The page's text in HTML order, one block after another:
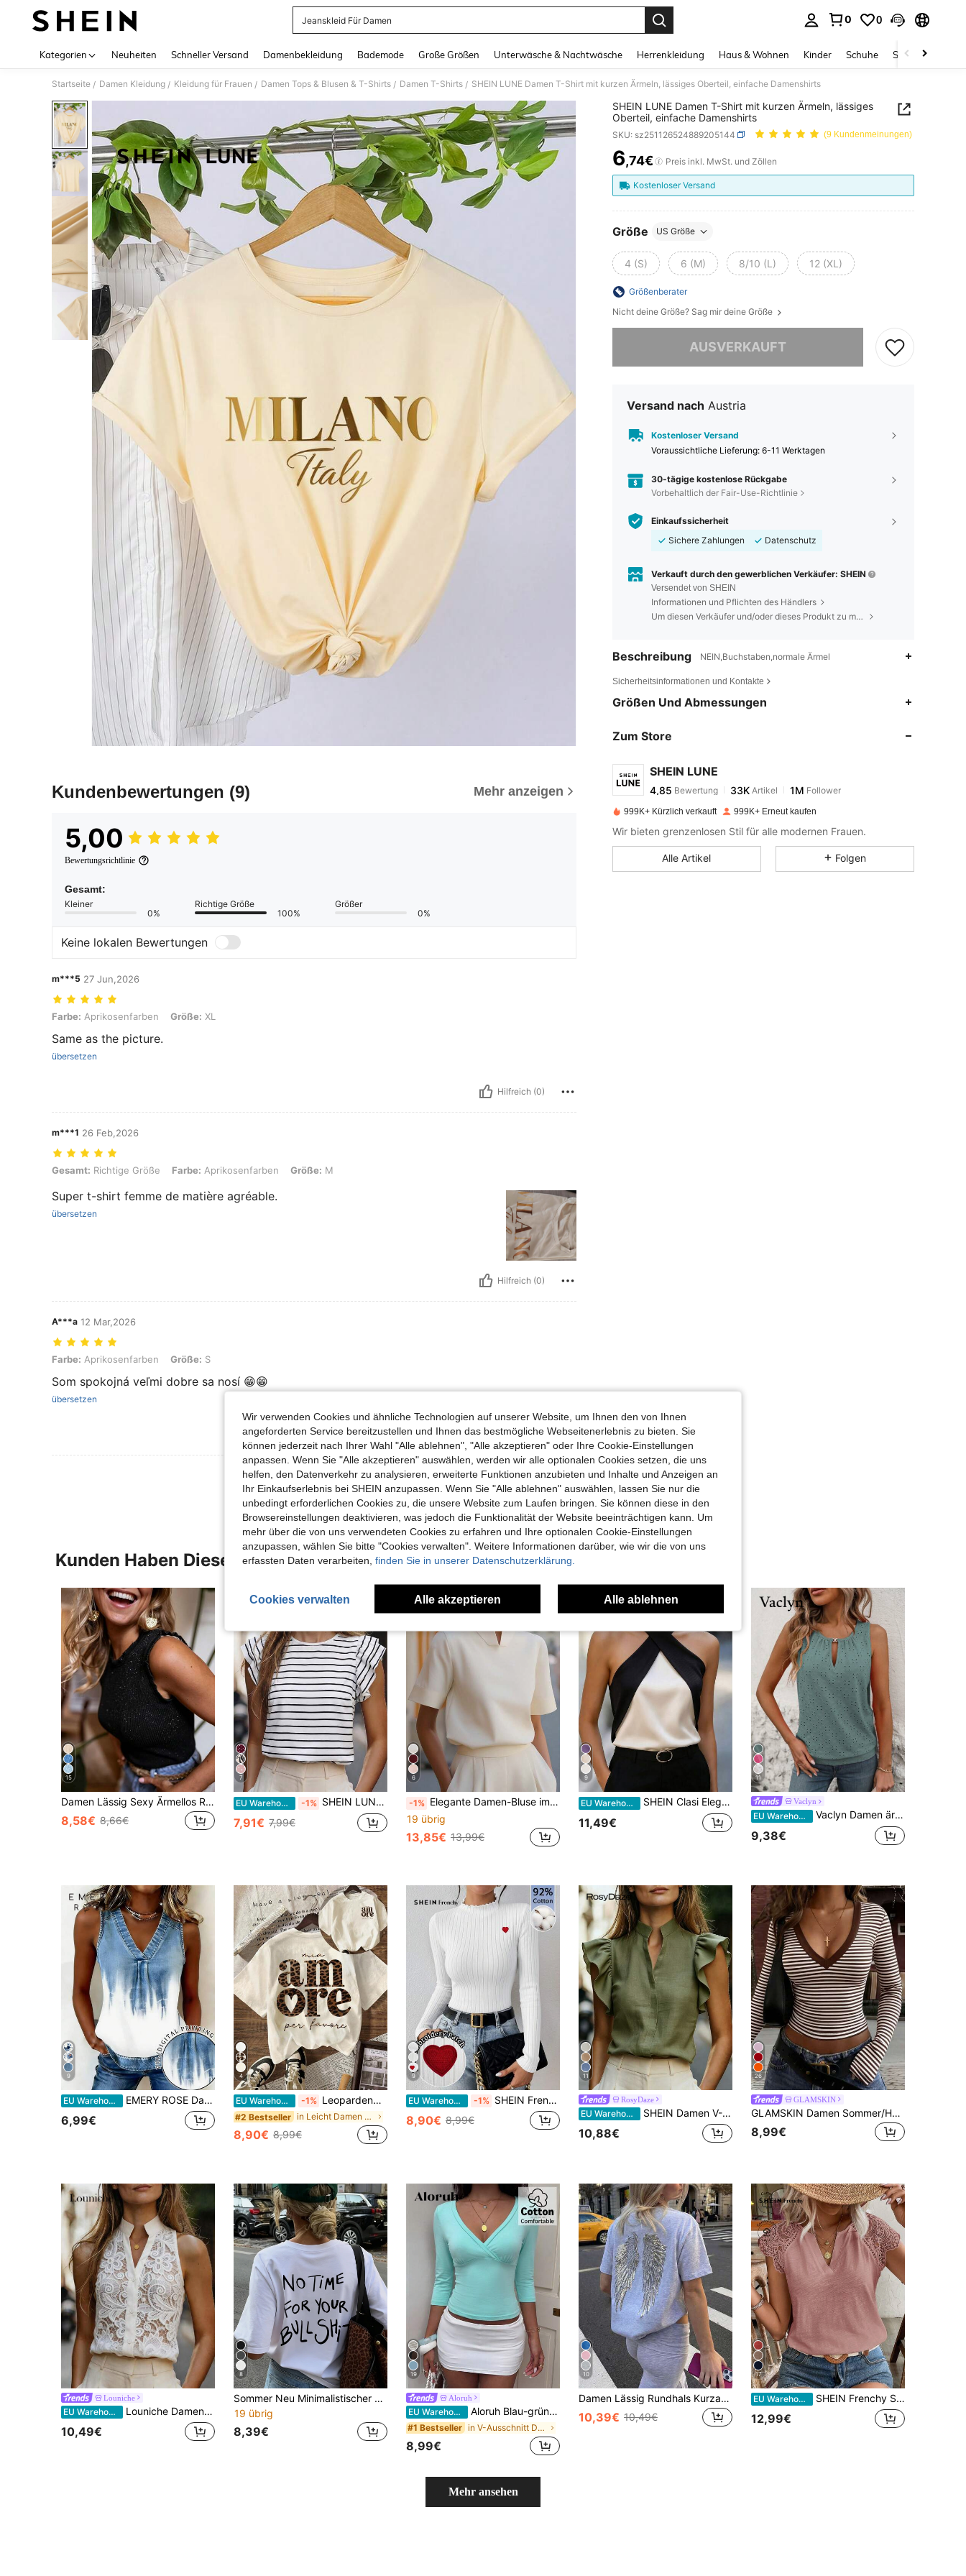
Jeanskleid Für Damen
0 0
Kategorien Neuheiten Schneller Versand Damenbekleidung Bademode Große Größen Unterwäsche & Nachtwäsche Herrenkleidung Haus & Wohnen Kinder Schuhe Schmuck &
Startseite / Damen Kleidung / Kleidung für Frauen / Damen Tops & Blusen & T-Shirts / Damen T-Shirts / SHEIN LUNE Damen T-Shirt mit kurzen Ärmeln, lässiges Oberteil, einfache Damenshirts
Kundenbewertungen (9) Mehr anzeigen
5,00
Bewertungsrichtlinie
Gesamt:
Kleiner
0%
Richtige Größe
100%
Größer
0%
Keine lokalen Bewertungen
m***5 27 Jun,2026
Farbe: Aprikosenfarben, Größe: XL
Farbe: Aprikosenfarben Größe: XL
Same as the picture.
übersetzen
Hilfreich (0)
m***1 26 Feb,2026
Gesamt: Richtige Größe, Farbe: Aprikosenfarben, Größe: M
Gesamt: Richtige Größe Farbe: Aprikosenfarben Größe: M
Super t-shirt femme de matière agréable.
übersetzen
Hilfreich (0)
A***a 12 Mar,2026
Farbe: Aprikosenfarben, Größe: S
Farbe: Aprikosenfarben Größe: S
Som spokojná veľmi dobre sa nosí 😁😁
übersetzen
Hilfreich (0)
Mehr Bewertungen Ansehen
SHEIN LUNE Damen T-Shirt mit kurzen Ärmeln, lässiges
Oberteil, einfache Damenshirts
SKU: sz251126524889205144 (9 Kundenmeinungen)
PRICE AND AVAILABILITY
6,74€ Preis inkl. MwSt. und Zöllen
Kostenloser Versand
Größe US Größe
4 (S) 6 (M) 8/10 (L) 12 (XL)
Größenberater
Nicht deine Größe? Sag mir deine Größe
AUSVERKAUFT
Sorry, dieses Produkt ist ausverkauft.
Versand nach Austria
Kostenloser Versand
Voraussichtliche Lieferung: 6-11 Werktagen
30-tägige kostenlose Rückgabe
Vorbehaltlich der Fair-Use-Richtlinie
Einkaufssicherheit
Sichere Zahlungen
Datenschutz
Verkauft durch den gewerblichen Verkäufer: SHEIN
Versendet von SHEIN
Informationen und Pflichten des Händlers
Um diesen Verkäufer und/oder dieses Produkt zu melden
Beschreibung NEIN,Buchstaben,normale Ärmel
Sicherheitsinformationen und Kontakte
Größen Und Abmessungen
Zum Store
SHEIN LUNE
4,85
4,85Bewertung
p***1bezahltVor 1 Tag
4,85
999K+ Kürzlich verkauft 999K+ Erneut kaufen
Wir bieten grenzenlosen Stil für alle modernen Frauen.
Alle Artikel Folgen
Kunden Haben Diese Artikel Auch Angeschaut
15
Damen Lässig Sexy Ärmellos Rundhals Strick Pailletten Pullover Weste 2026 Neue Mode Elegantes Top
8,58€ 8,66€
7
EU Warehouse -1% SHEIN LUNE Damen gestreiftes Muster Rundhals Rüschenärmel Lässig Vielseitig T-Shirt, Frühling/Sommer Neuankömmling Bestseller
7,91€ 7,99€
6
-1% Elegante Damen-Bluse im chinesischen Stil mit Stehkragen und kurzen Ärmeln, einfarbig, für Sommer, Lässig, Urlaub, College, Strand und Büro
19 übrig
13,85€ 13,99€
9
EU Warehouse SHEIN Clasi Elegantes Farbblock-Hemd für Frauen zum Pendeln, angenehmer Stoff, Frühling/Sommer
11,49€
11
Vaclyn
EU Warehouse Vaclyn Damen ärmeloses Tanktop in Unifarbe, minimalistisch
9,38€
9
EU Warehouse EMERY ROSE Damen lässiges ärmelloses Top mit Jeans-Muster, Sommer
6,99€
4
EU Warehouse -1% Leopardenmuster "AMORE" Italienisches Grafik T-Shirt, Damen Lässig Rundhals Kurzarm Einfarbig Minimalistisches T-Shirt, Geeignet für Sommer, Ästhetisch
#2 Bestseller in Leicht Damen Oberteile, Blusen & T-Shirts
8,90€ 8,99€
9
EU Warehouse -1% SHEIN Frenchy 92% Baumwolle Damen Geripptes Rundhals Langarm Lässig T-Shirt mit Herz Stickerei Patch - Slim Fit strukturierter Strick mit weißem Rollkrageneinsatz, vielseitig für den täglichen Gebrauch, Pendeln, Zuhause, Layering, Herbst/Winter Dates, Valentinstag & Neujahrsfeiern, Hochzeit
8,90€ 8,99€
11
RosyDaze
EU Warehouse SHEIN Damen V-Ausschnitt Kurzarm Bluse, angenehmer Stoff, geeignet für Urlaub, Alltag, lässig, Strand, Date, Party, Stadturlaub im Sommer, vielseitig
10,88€
26
GLAMSKIN
GLAMSKIN Damen Sommer/Herbst Basic gestreiftes Kontrastsaum V-Ausschnitt Langarm Top, Schulanfang/Ausflug/Streetwear Lässig
8,99€
Louniche
EU Warehouse Louniche Damen elegante bedruckte ärmellose Bluse, Sommer
10,49€
8
Sommer Neu Minimalistischer Mode Amerikanischer Cool Attitude Personalisierter Buchstaben Muster Lässig Rundhals Weiß Kurzarm T-Shirt Vielseitiges Damen Top
19 übrig
8,39€
19
Aloruh
EU Warehouse Aloruh Blau-grünes V-Ausschnitt 3/4-Ärmel figurbetontes T-Shirt
#1 Bestseller in V-Ausschnitt Damen Oberteile, Blusen & T-Shirts
8,99€
10
Damen Lässig Rundhals Kurzarm T-Shirt Weiß mit Engel Flügel Pailletten Stickerei für Ausgehen Party, Y2K Sommer, Urlaub & Strand
10,39€ 10,49€
17
EU Warehouse SHEIN Frenchy Sommerliches einfarbiges T-Shirt mit Spitzeneinsätzen und V-Ausschnitt, Baumwoll-T-Shirt mit wasserlöslicher Spitze, bequem und atmungsaktiv für den täglichen Urlaubs- und Pendlergebrauch, Cottagecore, Hochzeitssaison
12,99€
Mehr ansehen
Wir verwenden Cookies und ähnliche Technologien auf unserer Website, um Ihnen den von Ihnen
angeforderten Service bereitzustellen und Ihnen das bestmögliche Webseitenerlebnis zu bieten. Sie
können jederzeit nach Ihrer Wahl "Alle ablehnen", "Alle akzeptieren" oder Ihre Cookie-Einstellungen
anpassen. Wenn Sie "Alle akzeptieren" auswählen, werden wir alle optionalen Cookies setzen, die uns
helfen, den Datenverkehr zu analysieren, erweiterte Funktionen anzubieten und Inhalte und Anzeigen an
Ihr Einkaufserlebnis bei SHEIN anzupassen. Wenn Sie "Alle ablehnen" auswählen, lassen Sie nur die
unbedingt erforderlichen Cookies zu, die unsere Website zum Laufen bringen. Sie können diese in den
Browsereinstellungen deaktivieren, was jedoch die Funktionalität der Website beeinträchtigen kann. Um
mehr über die von uns verwendeten Cookies zu erfahren und Ihre optionalen Cookie-Einstellungen
anzupassen, wählen Sie bitte "Cookies verwalten". Weitere Informationen darüber, wie wir die von uns
erfassten Daten verarbeiten, finden Sie in unserer Datenschutzerklärung.
Cookies verwalten Alle akzeptieren Alle ablehnen